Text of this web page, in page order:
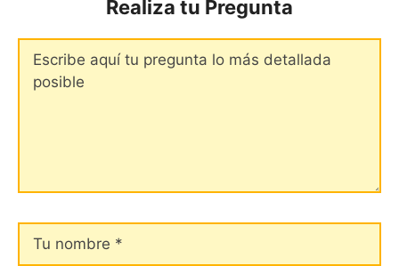
Realiza tu Pregunta
nombre